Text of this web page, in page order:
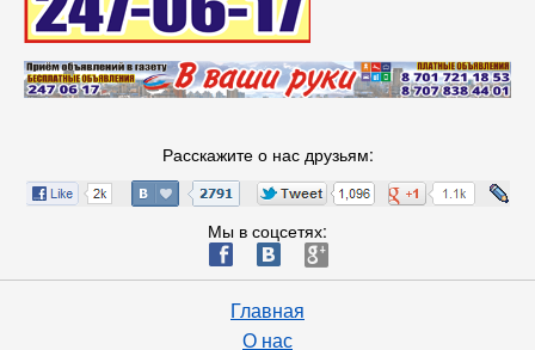
Расскажите о нас друзьям:
Мы в соцсетях:
ä æ è
Главная
О нас